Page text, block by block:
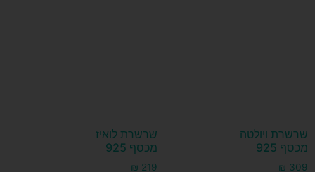
שרשרת ויולטה
מכסף 925
₪ 309
שרשרת לואיז
מכסף 925
₪ 219